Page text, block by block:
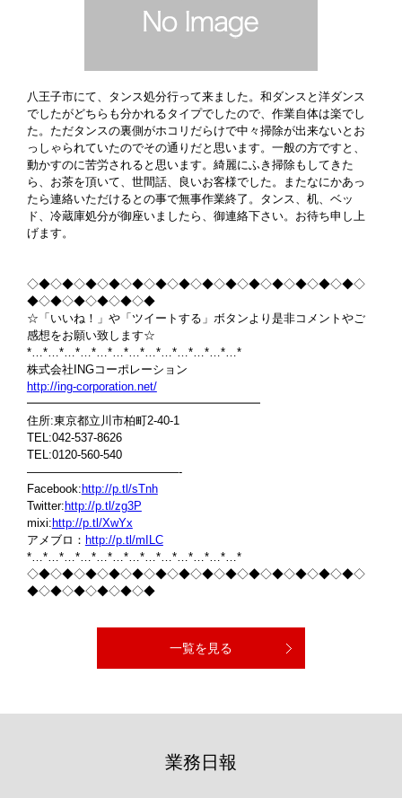
八王子市にて、タンス処分行って来ました。和ダンスと洋ダンス
でしたがどちらも分かれるタイプでしたので、作業自体は楽でし
た。ただタンスの裏側がホコリだらけで中々掃除が出来ないとお
っしゃられていたのでその通りだと思います。一般の方ですと、
動かすのに苦労されると思います。綺麗にふき掃除もしてきた
ら、お茶を頂いて、世間話、良いお客様でした。またなにかあっ
たら連絡いただけるとの事で無事作業終了。タンス、机、ベッ
ド、冷蔵庫処分が御座いましたら、御連絡下さい。お待ち申し上
げます。
◇◆◇◆◇◆◇◆◇◆◇◆◇◆◇◆◇◆◇◆◇◆◇◆◇◆◇◆◇
◆◇◆◇◆◇◆◇◆◇◆
☆「いいね！」や「ツイートする」ボタンより是非コメントやご
感想をお願い致します☆
*…*…*…*…*…*…*…*…*…*…*…*…*…*
株式会社INGコーポレーション
http://ing-corporation.net/
━━━━━━━━━━━━━━━━━━━━
住所:東京都立川市柏町2-40-1
TEL:042-537-8626
TEL:0120-560-540
—————————————-
Facebook: http://p.tl/sTnh
Twitter: http://p.tl/zg3P
mixi: http://p.tl/XwYx
アメブロ： http://p.tl/mILC
*…*…*…*…*…*…*…*…*…*…*…*…*…*
◇◆◇◆◇◆◇◆◇◆◇◆◇◆◇◆◇◆◇◆◇◆◇◆◇◆◇◆◇
◆◇◆◇◆◇◆◇◆◇◆
一覧を見る
業務日報